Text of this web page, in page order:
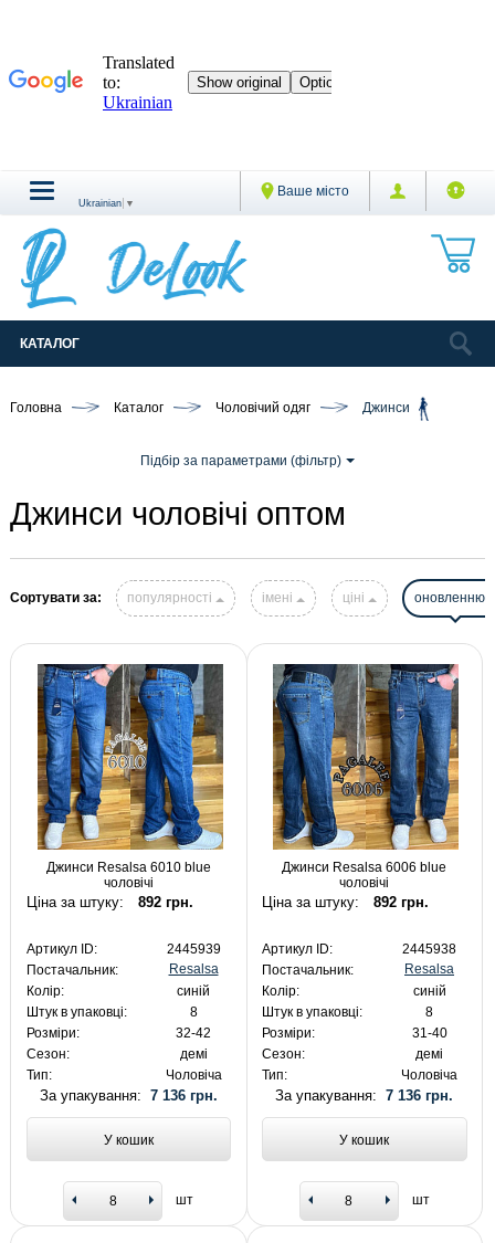
Ваше місто
Ukrainian ▼
КАТАЛОГ
Головна Каталог Чоловічий одяг Джинси
Підбір за параметрами (фільтр)
Джинси чоловічі оптом
Сортувати за: популярності імені ціні оновленню
Джинси Resalsa 6010 blue
чоловічі
Ціна за штуку: 892 грн.
Артикул ID:
2445939
Постачальник:
Resalsa
Колір:
синій
Штук в упаковці:
8
Розміри:
32-42
Сезон:
демі
Тип:
Чоловіча
За упакування: 7 136 грн.
У кошик
шт
Джинси Resalsa 6006 blue
чоловічі
Ціна за штуку: 892 грн.
Артикул ID:
2445938
Постачальник:
Resalsa
Колір:
синій
Штук в упаковці:
8
Розміри:
31-40
Сезон:
демі
Тип:
Чоловіча
За упакування:7 136 грн.
У кошик
шт